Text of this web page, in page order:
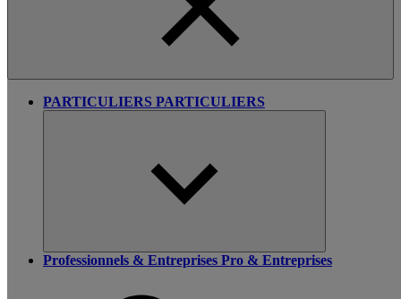
PARTICULIERS PARTICULIERS
Professionnels & Entreprises Pro & Entreprises